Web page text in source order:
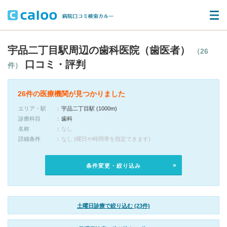
宇品二丁目駅周辺の歯科医院（歯医者）
（26
件）
口コミ・評判
26件の医療機関が見つかりました
エリア・駅
宇品二丁目駅 (1000m)
診療科目
歯科
名称
なし
詳細条件
なし (曜日や時間帯を指定できます)
条件変更・絞り込み
土曜日診療で絞り込む (23件)